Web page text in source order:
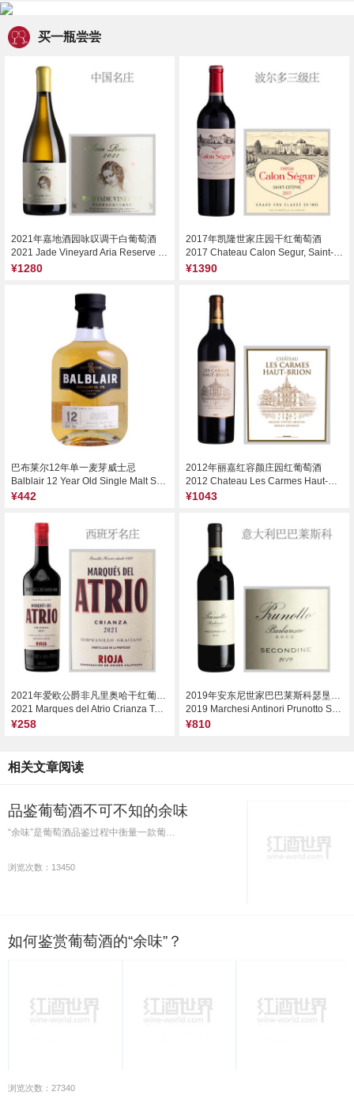
买一瓶尝尝
2021年嘉地酒园咏叹调干白葡萄酒
2021 Jade Vineyard Aria Reserve White, Ningxia, China
¥1280
2017年凯隆世家庄园干红葡萄酒
2017 Chateau Calon Segur, Saint-Estephe, France
¥1390
巴布莱尔12年单一麦芽威士忌
¥442
2012年丽嘉红容颜庄园红葡萄酒
¥1043
2021年爱欧公爵非凡里奥哈干红葡萄酒
2021 Marques del Atrio Crianza Tempranillo Graciano, Rioja, Spain
¥258
2019年安东尼世家巴巴莱斯科瑟垦丁干红葡萄酒
2019 Marchesi Antinori Prunotto Secondine Barbaresco DOCG, Piedmont, Italy
¥810
相关文章阅读
品鉴葡萄酒不可不知的余味
“余味”是葡萄酒品鉴过程中衡量一款葡…
浏览次数：13450
如何鉴赏葡萄酒的“余味”？
浏览次数：27340